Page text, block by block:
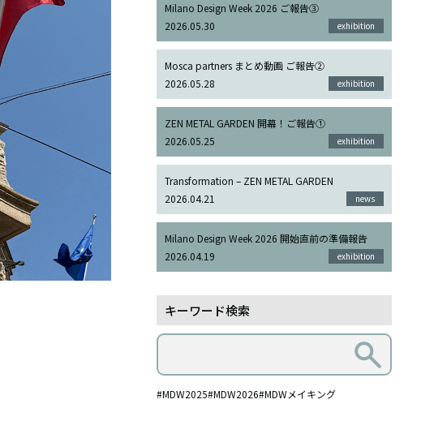
Milano Design Week 2026 ご報告③
2026.05.30
exhibition
Mosca partners まとめ動画 ご報告②
2026.05.28
exhibition
ZEN METAL GARDEN 開幕！ご報告①
2026.05.25
exhibition
Transformation – ZEN METAL GARDEN
2026.04.21
news
Milano Design Week 2026 開始直前の準備報告
2026.04.19
exhibition
キーワード検索
#MDW2025#MDW2026#MDWメイキング